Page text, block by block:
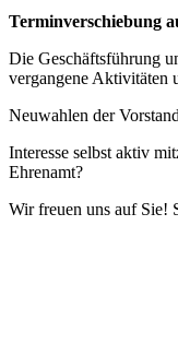
Terminverschiebung
Die Geschäftsführung
vergangene Aktivitäten
Neuwahlen der
Interesse selbst aktiv
Ehrenamt?
Wir freuen uns auf Sie!